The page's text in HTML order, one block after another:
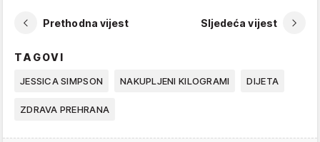
Prethodna vijest Sljedeća vijest
TAGOVI
JESSICA SIMPSON NAKUPLJENI KILOGRAMI DIJETA
ZDRAVA PREHRANA